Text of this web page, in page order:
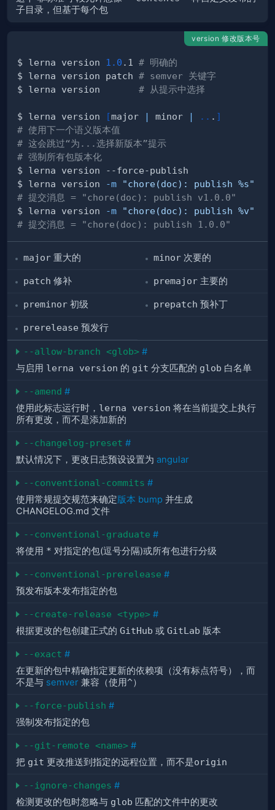
子目录，但基于每个包
version 修改版本号
$ lerna version 1.0 .1 # 明确的
$ lerna version patch # semver 关键字
$ lerna version # 从提示中选择
$ lerna version [major | minor | .. . ]
# 使用下一个语义版本值
# 这会跳过“为...选择新版本”提示
# 强制所有包版本化
$ lerna version
-m
"chore(doc): publish %s"
# 提交消息 = "chore(doc): publish v1.0.0"
$ lerna version
-m
"chore(doc): publish %v"
# 提交消息 = "chore(doc): publish 1.0.0"
major 重大的 minor 次要的
patch 修补 premajor 主要的
preminor 初级 prepatch 预补丁
prerelease 预发行
--allow-branch <glob> #
与启用 lerna version 的 git 分支匹配的 glob 白名单
--amend #
使用此标志运行时， lerna version 将在当前提交上执行
所有更改，而不是添加新的
--changelog-preset #
默认情况下，更改日志预设设置为 angular
--conventional-commits #
使用常规提交规范来确定版本 bump 并生成
CHANGELOG.md 文件
--conventional-graduate #
将使用 * 对指定的包(逗号分隔)或所有包进行分级
--conventional-prerelease #
预发布版本发布指定的包
--create-release <type> #
根据更改的包创建正式的 GitHub 或 GitLab 版本
--exact #
在更新的包中精确指定更新的依赖项（没有标点符号），而
不是与 semver 兼容（使用^）
--force-publish #
强制发布指定的包
--git-remote <name> #
把 git 更改推送到指定的远程位置，而不是origin
--ignore-changes #
检测更改的包时忽略与 glob 匹配的文件中的更改